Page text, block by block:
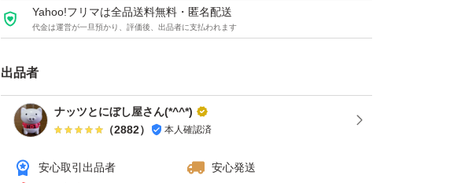
☆ナッツダイエットは、食物繊維による高い満腹感で過食を防
ぎ、血糖値の急上昇を抑えること、そしてビタミンB群による代
ロリーなため、1日25g～30g程度の適量を守ることが重要です。
賞味期限 2027年4月
Yahoo!フリマは全品送料無料・匿名配送
代金は運営が一旦預かり、評価後、出品者に支払われます
出品者
ナッツとにぼし屋さん(*^^*)
（2882） 本人確認済
安心取引出品者
安心発送